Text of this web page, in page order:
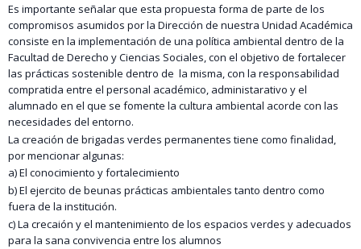
Es importante señalar que esta propuesta forma de parte de los
compromisos asumidos por la Dirección de nuestra Unidad Académica
consiste en la implementación de una política ambiental dentro de la
Facultad de Derecho y Ciencias Sociales, con el objetivo de fortalecer
las prácticas sostenible dentro de la misma, con la responsabilidad
compratida entre el personal académico, administarativo y el
alumnado en el que se fomente la cultura ambiental acorde con las
necesidades del entorno.
La creación de brigadas verdes permanentes tiene como finalidad,
por mencionar algunas:
a) El conocimiento y fortalecimiento
b) El ejercito de beunas prácticas ambientales tanto dentro como
fuera de la institución.
c) La crecaión y el mantenimiento de los espacios verdes y adecuados
para la sana convivencia entre los alumnos